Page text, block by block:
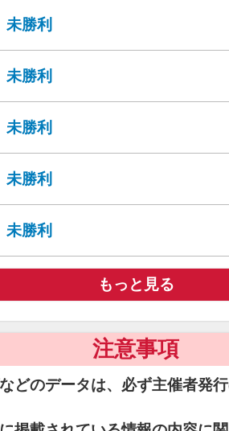
未勝利
未勝利
未勝利
未勝利
未勝利
もっと見る
注意事項
どのデータは、必ず主催者発